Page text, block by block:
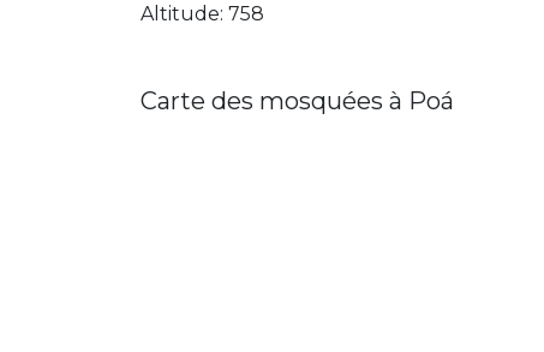
Altitude: 758
Carte des mosquées à Poá